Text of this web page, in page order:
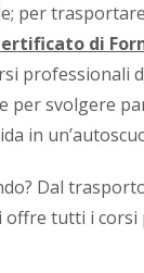
per
di
professionali
per svolgere
in
Dal
offre tutti i